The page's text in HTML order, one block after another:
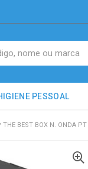
PESSOAL
THE BEST BOX N. ONDA PT